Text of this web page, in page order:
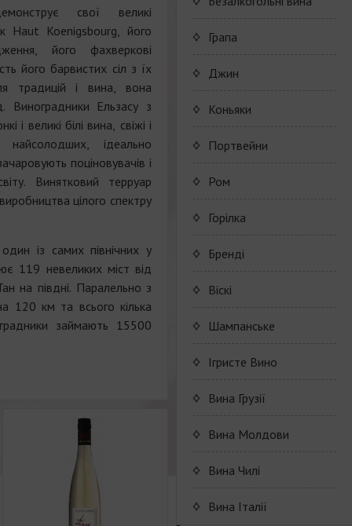
свої великі
Haut Koenigsbourg, його
його фахверкові
його барвистих сіл з їх
традицій і вина, вона
Виноградники Ельзасу з
і великі білі вина, свіжі і
ідеально
поціновувачів і
Винятковий терруар
цілого спектру
із самих північних у
119 невеликих міст від
на півдні. Паралельно з
120 км та всього кілька
займають 15500
JP. Chenet Alcohol Free
Серия вин JP. Chenet
Arthur Merz Alcohol Free
Серия вин Arthur Metz
Appalina Alcohol Free
Серия вин Appalina
Alcohol Free
Грапа
Джин
Коньяки
Коньячный Дом Camus
Коньяк Camus
Портвейни
Porto Valdouro
Серия портвейнов
Ром
NavyIsland Rum
Ром серии Navy Island
Горілка
Бренді
JP. Chenet Brandy
JP. Chenet Brandy
Віскі
Шампанське
Champagne Drappier
Шампанское Drappier
Шампанское Drappier
Nature
Iгристе Вино
JP. Chenet Sparkling
Серия JP. Chenet
Edition
Raventos i Blanc
Вина серии Raventos i
Marcel Cabelier
Marcel Cabelier
Ruggeri & C.S.p.a.
Вина Грузії
Shumi
Вино
контролируемое по
Вина Молдови
Вина Чилі
Вина Італії